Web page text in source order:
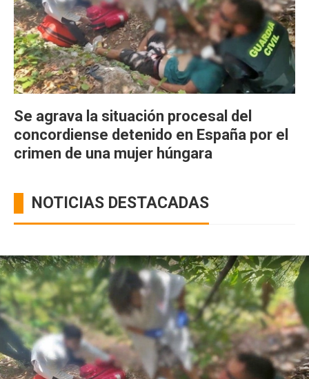
Se agrava la situación procesal del
concordiense detenido en España por el
crimen de una mujer húngara
NOTICIAS DESTACADAS